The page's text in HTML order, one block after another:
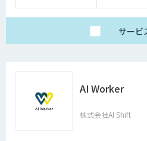
サービ
AI Worker
株式会社AI Shift